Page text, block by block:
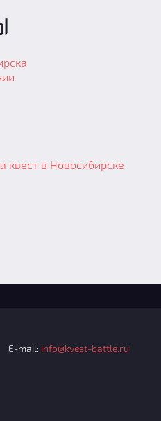
квест в Новосибирске
E-mail: info@kvest-battle.ru